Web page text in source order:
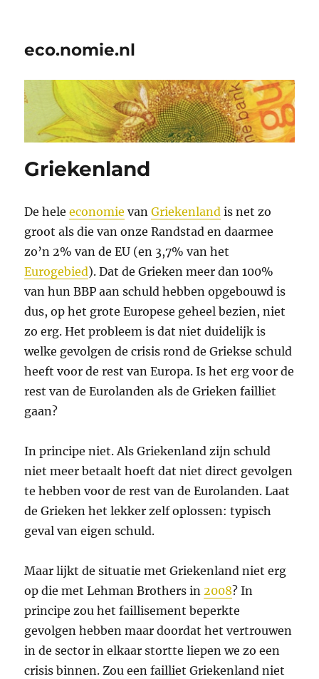
eco.nomie.nl
Griekenland
De heleeconomie vanGriekenland is net zo
groot als die van onze Randstad en daarmee
zo’n 2% van de EU (en 3,7% van het
Eurogebied). Dat de Grieken meer dan 100%
van hun BBP aan schuld hebben opgebouwd is
dus, op het grote Europese geheel bezien, niet
zo erg. Het probleem is dat niet duidelijk is
welke gevolgen de crisis rond de Griekse schuld
heeft voor de rest van Europa. Is het erg voor de
rest van de Eurolanden als de Grieken failliet
gaan?
In principe niet. Als Griekenland zijn schuld
niet meer betaalt hoeft dat niet direct gevolgen
te hebben voor de rest van de Eurolanden. Laat
de Grieken het lekker zelf oplossen: typisch
geval van eigen schuld.
Maar lijkt de situatie met Griekenland niet erg
op die met Lehman Brothers in2008? In
principe zou het faillisement beperkte
gevolgen hebben maar doordat het vertrouwen
in de sector in elkaar stortte liepen we zo een
crisis binnen. Zou een failliet Griekenland niet